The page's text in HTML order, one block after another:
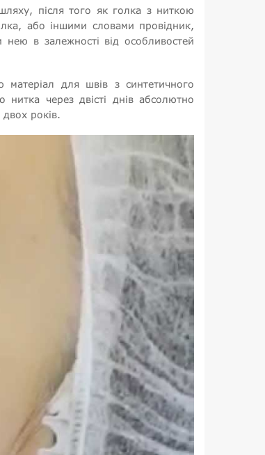
після того як голка з ниткою
або іншими словами провідник,
нею в залежності від особливостей
матеріал для швів з синтетичного
через двісті днів абсолютно
років.